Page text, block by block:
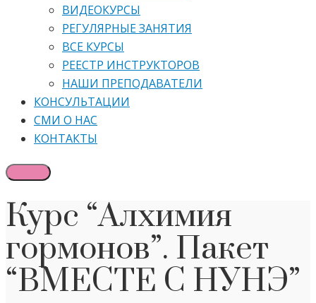
ВИДЕОКУРСЫ
РЕГУЛЯРНЫЕ ЗАНЯТИЯ
ВСЕ КУРСЫ
РЕЕСТР ИНСТРУКТОРОВ
НАШИ ПРЕПОДАВАТЕЛИ
КОНСУЛЬТАЦИИ
СМИ О НАС
КОНТАКТЫ
Курс “Алхимия
гормонов”. Пакет
“ВМЕСТЕ С НУНЭ”